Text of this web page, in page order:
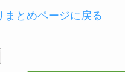
まとめページに戻る